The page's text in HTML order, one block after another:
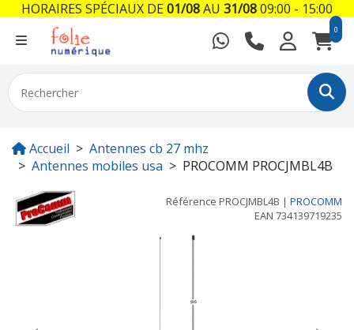
0
Accueil
Antennes cb 27 mhz
Antennes mobiles usa
PROCOMM PROCJMBL4B
Référence PROCJMBL4B | PROCOMM
EAN 734139719235
HORAIRES SPÉCIAUX DE01/08AU 31/0809:00 - 15:00